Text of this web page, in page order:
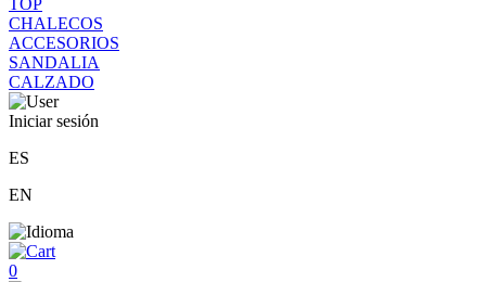
TOP
CHALECOS
ACCESORIOS
SANDALIA
CALZADO
Iniciar sesión
ES
EN
0